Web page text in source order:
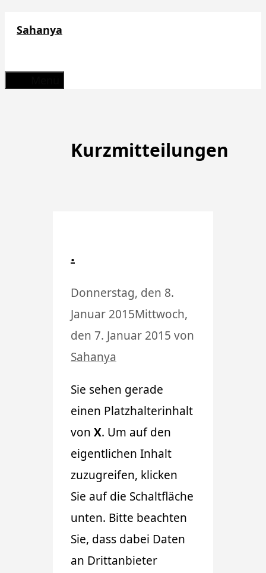
Sahanya
Kurzmitteilungen
.
Donnerstag, den 8.
Januar 2015Mittwoch,
den 7. Januar 2015 von
Sahanya
Sie sehen gerade
einen Platzhalterinhalt
von X. Um auf den
eigentlichen Inhalt
zuzugreifen, klicken
Sie auf die Schaltfläche
unten. Bitte beachten
Sie, dass dabei Daten
an Drittanbieter